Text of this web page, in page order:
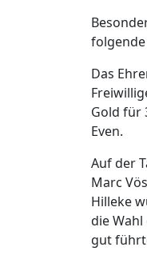
Das
Gold für
Even.
Auf der
Marc
Hilleke
die
gut